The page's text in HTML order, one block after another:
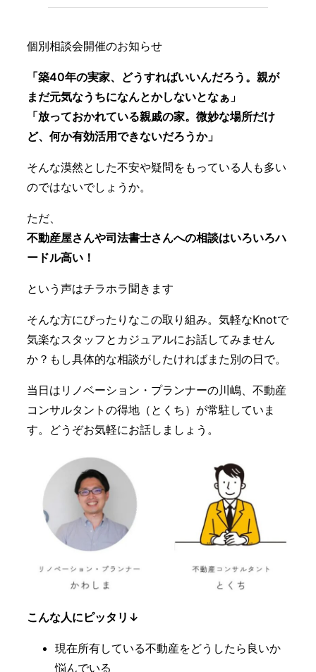
個別相談会開催のお知らせ
「築40年の実家、どうすればいいんだろう。親が
まだ元気なうちになんとかしないとなぁ」
「放っておかれている親戚の家。微妙な場所だけ
ど、何か有効活用できないだろうか」
そんな漠然とした不安や疑問をもっている人も多い
のではないでしょうか。
ただ、
不動産屋さんや司法書士さんへの相談はいろいろハ
ードル高い！
という声はチラホラ聞きます
そんな方にぴったりなこの取り組み。気軽なKnotで
気楽なスタッフとカジュアルにお話してみません
か？もし具体的な相談がしたければまた別の日で。
当日はリノベーション・プランナーの川嶋、不動産
コンサルタントの得地（とくち）が常駐していま
す。どうぞお気軽にお話しましょう。
こんな人にピッタリ↓
現在所有している不動産をどうしたら良いか
悩んでいる